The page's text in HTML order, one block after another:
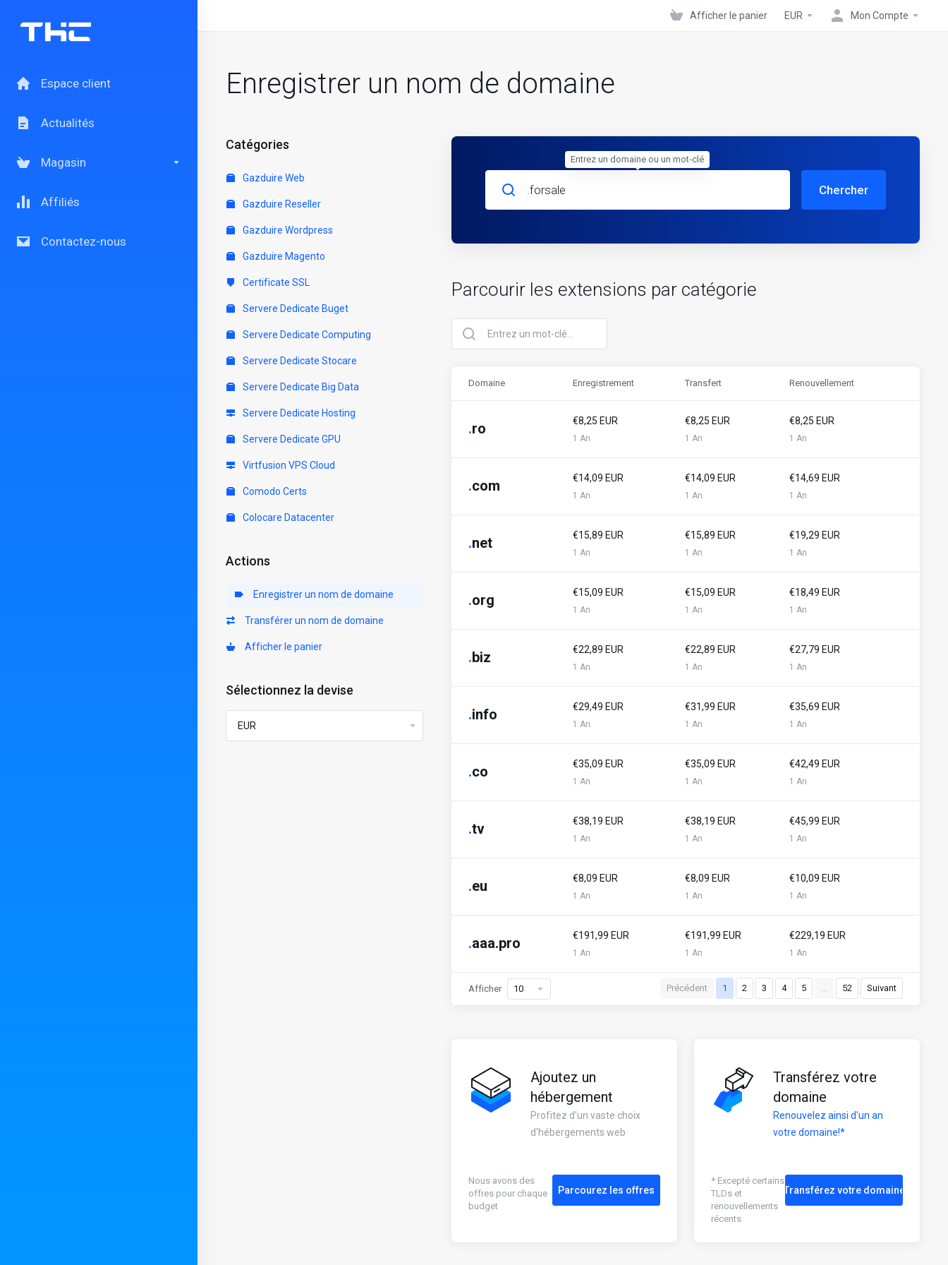
Espace client
Actualités
Magasin
Affiliés
Contactez-nous
Afficher le panier EUR Mon Compte
Enregistrer un nom de domaine
Catégories
Gazduire Web
Gazduire Reseller
Gazduire Wordpress
Gazduire Magento
Certificate SSL
Servere Dedicate Buget
Servere Dedicate Computing
Servere Dedicate Stocare
Servere Dedicate Big Data
Servere Dedicate Hosting
Servere Dedicate GPU
Virtfusion VPS Cloud
Comodo Certs
Colocare Datacenter
Actions
Enregistrer un nom de domaine
Transférer un nom de domaine
Afficher le panier
Sélectionnez la devise
Chercher
Parcourir les extensions par catégorie
Domaine Enregistrement Transfert Renouvellement
.ro €8,25 EUR
1 An
€8,25 EUR
1 An
€8,25 EUR
1 An
.com €14,09 EUR
1 An
€14,09 EUR
1 An
€14,69 EUR
1 An
.net €15,89 EUR
1 An
€15,89 EUR
1 An
€19,29 EUR
1 An
.org €15,09 EUR
1 An
€15,09 EUR
1 An
€18,49 EUR
1 An
.biz €22,89 EUR
1 An
€22,89 EUR
1 An
€27,79 EUR
1 An
.info €29,49 EUR
1 An
€31,99 EUR
1 An
€35,69 EUR
1 An
.co €35,09 EUR
1 An
€35,09 EUR
1 An
€42,49 EUR
1 An
.tv €38,19 EUR
1 An
€38,19 EUR
1 An
€45,99 EUR
1 An
.eu €8,09 EUR
1 An
€8,09 EUR
1 An
€10,09 EUR
1 An
.aaa.pro €191,99 EUR
1 An
€191,99 EUR
1 An
€229,19 EUR
1 An
Précédent 1 2 3 4 5 … 52 Suivant
Afficher
Ajoutez un
hébergement
Profitez d'un vaste choix
d'hébergements web
Nous avons des
offres pour chaque
budget
Parcourez les offres
Transférez votre
domaine
Renouvelez ainsi d'un an
votre domaine!*
* Excepté certains
TLDs et
renouvellements
récents
Transférez votre domaine
Entrez un domaine ou un mot-clé